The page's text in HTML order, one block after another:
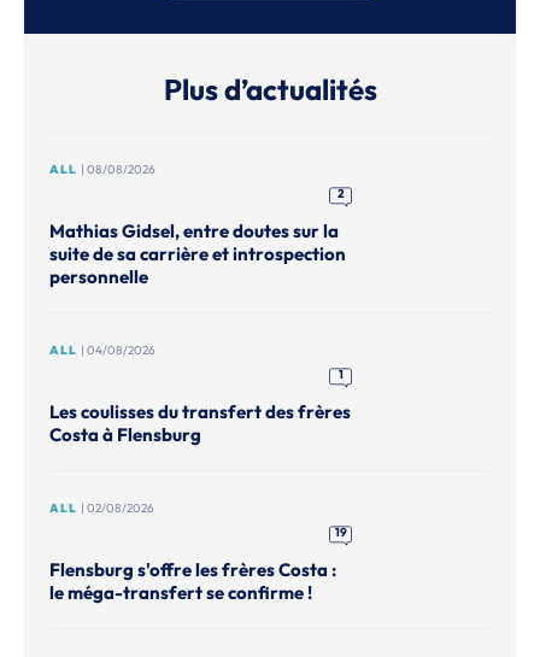
Plus d’actualités
ALL | 08/08/2026
2
Mathias Gidsel, entre doutes sur la
suite de sa carrière et introspection
personnelle
ALL | 04/08/2026
1
Les coulisses du transfert des frères
Costa à Flensburg
ALL | 02/08/2026
19
Flensburg s'offre les frères Costa :
le méga-transfert se confirme !